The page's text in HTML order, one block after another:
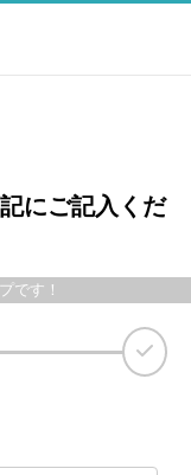
にご記入くだ
です！